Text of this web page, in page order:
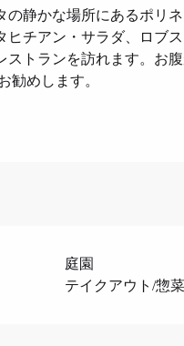
の静かな場所にあるポリ
ヒチアン・サラダ、ロブ
ストランを訪れます。お
勧めします。
庭園
テイクアウト/惣菜